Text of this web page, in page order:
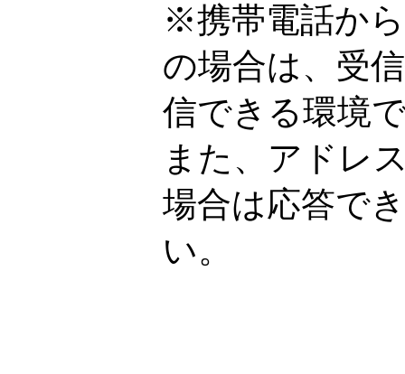
※携帯電話か
の場合は、受
信できる環境
また、アドレ
場合は応答で
い。